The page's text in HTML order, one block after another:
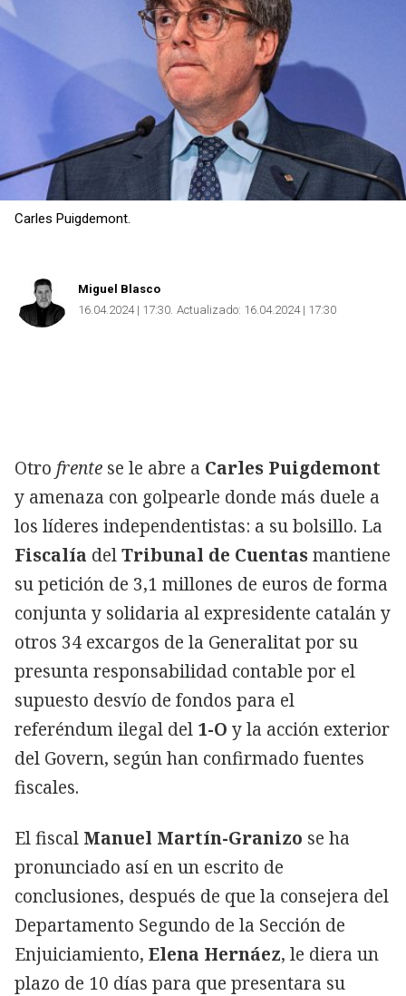
Carles Puigdemont.
Miguel Blasco
16.04.2024 | 17:30 Actualizado: 16.04.2024 | 17:30
Otro frente se le abre a Carles Puigdemont
y amenaza con golpearle donde más duele a
los líderes independentistas: a su bolsillo. La
Fiscalía delTribunal de Cuentasmantiene
su petición de 3,1 millones de euros de forma
conjunta y solidaria al expresidente catalán y
otros 34 excargos de la Generalitat por su
presunta responsabilidad contable por el
supuesto desvío de fondos para el
referéndum ilegal del 1-O y la acción exterior
del Govern, según han confirmado fuentes
fiscales.
El fiscal Manuel Martín-Granizo se ha
pronunciado así en un escrito de
conclusiones, después de que la consejera del
Departamento Segundo de la Sección de
Enjuiciamiento, Elena Hernáez, le diera un
plazo de 10 días para que presentara su